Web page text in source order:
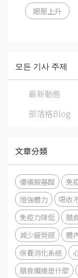
眼壓上升
모든 기사 주제
最新動態
部落格Blog
文章分類
優補胺基酸 免
增強體力
吸收
免疫力降低
膳
減少疲勞感
體
保養消化系統
膳食纖維是什麼